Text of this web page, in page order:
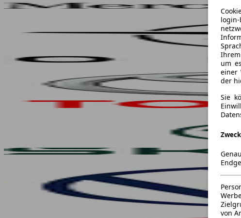
um
einer
der
Sie
von